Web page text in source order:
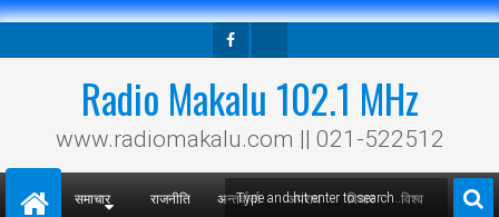
Radio Makalu 102.1 MHz
www.radiomakalu.com || 021-522512
समाचार राजनीति अन्तर्वार्ता अपराध विचार विश्व